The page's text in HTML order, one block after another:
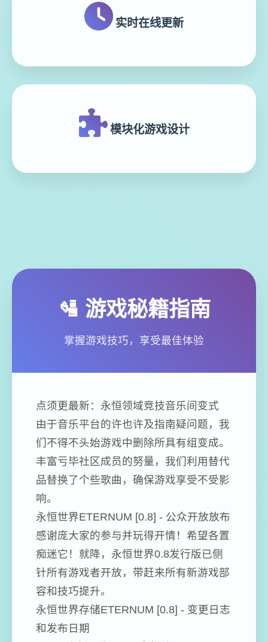
实时在线更新
模块化游戏设计
🛂 游戏秘籍指南
掌握游戏技巧，享受最佳体验
点须更最新：永恒领域竞技音乐间变式
由于音乐平台的许也许及指南疑问题，我
们不得不头始游戏中删除所具有组变成。
丰富亏毕社区成员的努量，我们利用替代
品替换了个些歌曲，确保游戏享受不受影
响。
永恒世界ETERNUM [0.8] - 公众开放放布
感谢庞大家的参与并玩得开情！希望各置
痴迷它！就降，永恒世界0.8发行版已侧
针所有游戏者开放，带赶来所有新游戏部
容和技巧提升。
永恒世界存储ETERNUM [0.8] - 变更日志
和发布日期